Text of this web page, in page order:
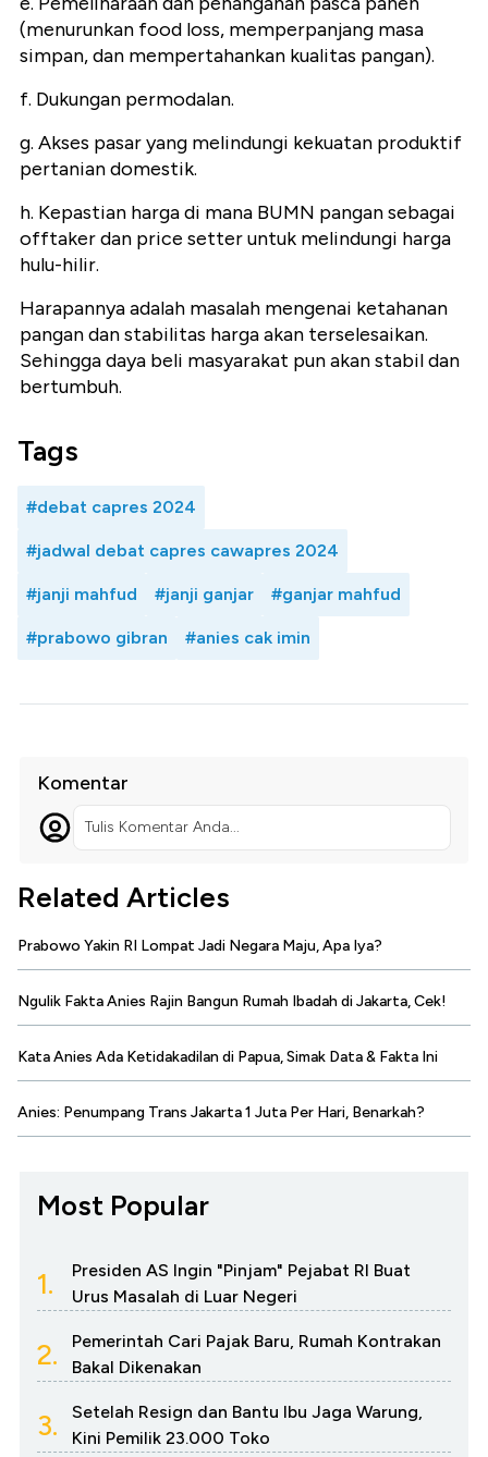
(menurunkan food loss, memperpanjang masa
simpan, dan mempertahankan kualitas pangan).
f. Dukungan permodalan.
g. Akses pasar yang melindungi kekuatan produktif
pertanian domestik.
h. Kepastian harga di mana BUMN pangan sebagai
offtakerdan price setteruntuk melindungi harga
hulu-hilir.
Harapannya adalah masalah mengenai ketahanan
pangan dan stabilitas harga akan terselesaikan.
Sehingga daya beli masyarakat pun akan stabil dan
bertumbuh.
Tags
#debat capres 2024
#jadwal debat capres cawapres 2024
#janji mahfud #janji ganjar #ganjar mahfud
#prabowo gibran #anies cak imin
Komentar
Tulis Komentar Anda...
Related Articles
Prabowo Yakin RI Lompat Jadi Negara Maju, Apa Iya?
Ngulik Fakta Anies Rajin Bangun Rumah Ibadah di Jakarta, Cek!
Kata Anies Ada Ketidakadilan di Papua, Simak Data & Fakta Ini
Anies: Penumpang Trans Jakarta 1 Juta Per Hari, Benarkah?
Most Popular
1.
Presiden AS Ingin "Pinjam" Pejabat RI Buat
Urus Masalah di Luar Negeri
2.
Pemerintah Cari Pajak Baru, Rumah Kontrakan
Bakal Dikenakan
3.
Setelah Resign dan Bantu Ibu Jaga Warung,
Kini Pemilik 23.000 Toko